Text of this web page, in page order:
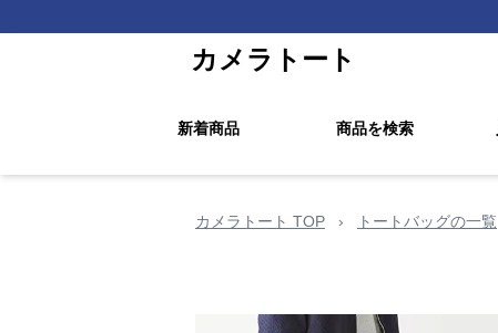
カメラトート
新着商品 商品を検索
カメラトート TOP › トートバッグの一覧